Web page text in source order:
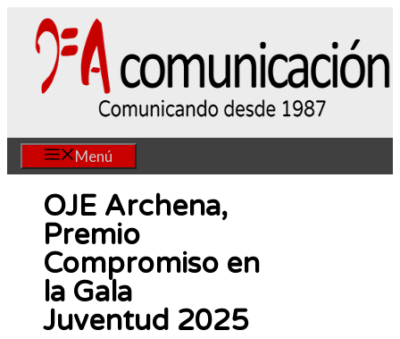
Saltar
contenido
Menú
OJE Archena,
Premio
Compromiso en
la Gala
Juventud 2025